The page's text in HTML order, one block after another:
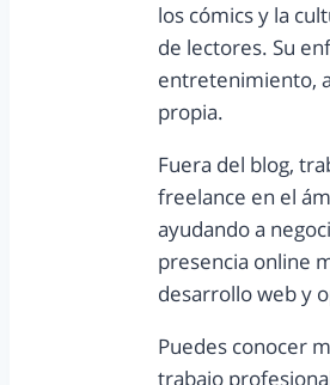
los cómics y la
de lectores. Su
entretenimiento,
propia.
Fuera del blog,
freelance en el
ayudando a
presencia online
desarrollo web y
Puedes conocer
trabajo